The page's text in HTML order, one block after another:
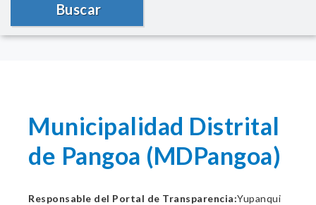
Buscar
Municipalidad Distrital
de Pangoa (MDPangoa)
Responsable del Portal de Transparencia:Yupanqui